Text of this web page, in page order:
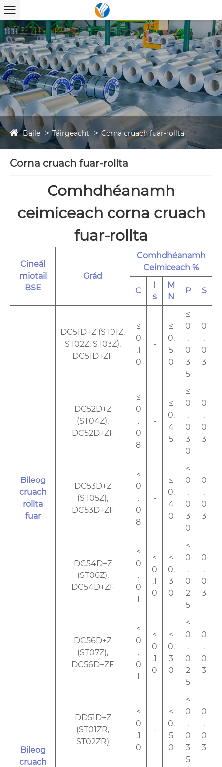
Baile Táirgeacht Corna cruach fuar-rollta
Corna cruach fuar-rollta
Comhdhéanamh
ceimiceach corna cruach
fuar-rollta
Cineál
miotail
BSE
Grád
Comhdhéanamh
Ceimiceach %
C
I
s
M
N
P S
Bileog
cruach
rollta
fuar
DC51D+Z (ST01Z,
ST02Z, ST03Z),
DC51D+ZF
≤
0
.1
0
-
≤
0.
5
0
≤
0
.
0
3
5
0
.
0
3
DC52D+Z
(ST04Z),
DC52D+ZF
≤
0
.
0
8
-
≤
0.
4
5
≤
0
.
0
3
0
0
.
0
3
DC53D+Z
(ST05Z),
DC53D+ZF
≤
0
.
0
8
-
≤
0.
4
0
≤
0
.
0
3
0
0
.
0
3
DC54D+Z
(ST06Z),
DC54D+ZF
≤
0
.
0
1
≤
0
.1
0
≤
0.
3
0
≤
0
.
0
2
5
0
.
0
3
DC56D+Z
(ST07Z),
DC56D+ZF
≤
0
.
0
1
≤
0
.1
0
≤
0.
3
0
≤
0
.
0
2
5
0
.
0
3
Bileog
cruach
DD51D+Z
(ST01ZR,
ST02ZR)
≤
0
.1
0
-
≤
0.
5
0
≤
0
.
0
3
5
0
.
0
3